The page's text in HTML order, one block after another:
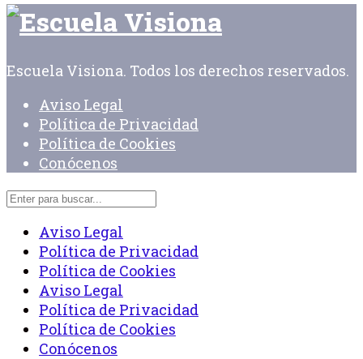
Escuela Visiona. Todos los derechos reservados.
Aviso Legal
Política de Privacidad
Política de Cookies
Conócenos
Aviso Legal
Política de Privacidad
Política de Cookies
Aviso Legal
Política de Privacidad
Política de Cookies
Conócenos